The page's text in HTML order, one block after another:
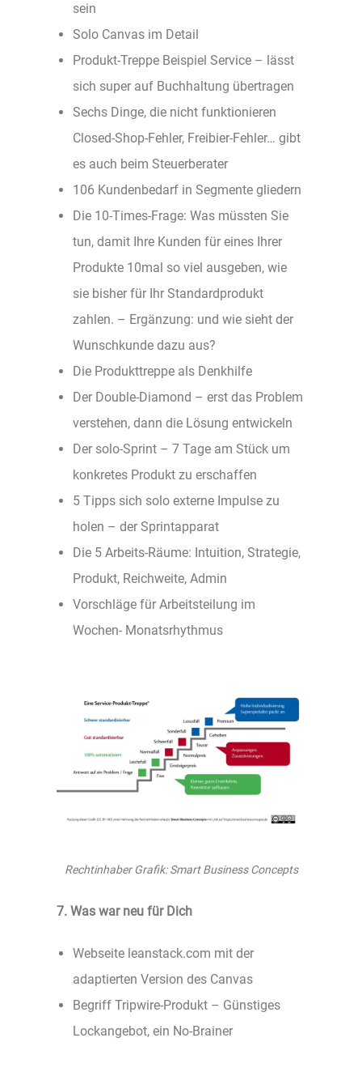
sein
Solo Canvas im Detail
Produkt-Treppe Beispiel Service – lässt
sich super auf Buchhaltung übertragen
Sechs Dinge, die nicht funktionieren
Closed-Shop-Fehler, Freibier-Fehler… gibt
es auch beim Steuerberater
106 Kundenbedarf in Segmente gliedern
Die 10-Times-Frage: Was müssten Sie
tun, damit Ihre Kunden für eines Ihrer
Produkte 10mal so viel ausgeben, wie
sie bisher für Ihr Standardprodukt
zahlen. – Ergänzung: und wie sieht der
Wunschkunde dazu aus?
Die Produkttreppe als Denkhilfe
Der Double-Diamond – erst das Problem
verstehen, dann die Lösung entwickeln
Der solo-Sprint – 7 Tage am Stück um
konkretes Produkt zu erschaffen
5 Tipps sich solo externe Impulse zu
holen – der Sprintapparat
Die 5 Arbeits-Räume: Intuition, Strategie,
Produkt, Reichweite, Admin
Vorschläge für Arbeitsteilung im
Wochen- Monatsrhythmus
Rechtinhaber Grafik: Smart Business Concepts
7. Was war neu für Dich
Webseite leanstack.com mit der
adaptierten Version des Canvas
Begriff Tripwire-Produkt – Günstiges
Lockangebot, ein No-Brainer